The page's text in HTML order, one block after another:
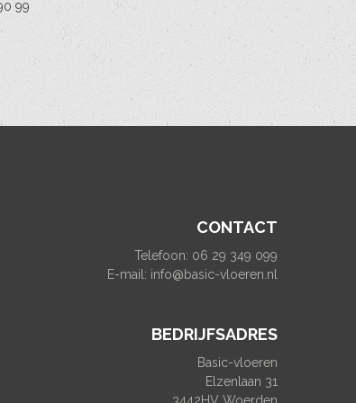
99
CONTACT
Telefoon: 06 29 349 099
E-mail: info@basic-vloeren.nl
BEDRIJFSADRES
Basic-vloeren
Elzenlaan 31